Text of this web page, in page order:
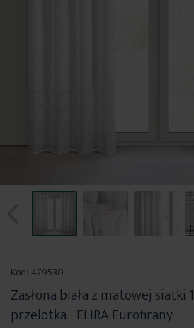
początek
galerii
Kod: 479530
Zasłona biała z matowej siatki
przelotka - ELIRA Eurofirany